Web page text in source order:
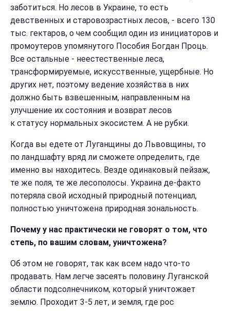
заботиться. Но лесов в Украине, то есть
девственных и старовозрастных лесов, - всего 130
тыс. гектаров, о чем сообщил один из инициаторов и
промоутеров упомянутого Пособия Богдан Проць.
Все остальные - неестественные леса,
трансформируемые, искусственные, ущербные. Но
других нет, поэтому ведение хозяйства в них
должно быть взвешенным, направленным на
улучшение их состояния и возврат лесов
к статусу нормальных экосистем. А не рубки.
Когда вы едете от Луганщины до Львовщины, то
по ландшафту вряд ли сможете определить, где
именно вы находитесь. Везде одинаковый пейзаж,
те же поля, те же лесополосы. Украина де-факто
потеряла свой исходный природный потенциал,
полностью уничтожена природная зональность.
Почему у нас практически не говорят о том, что
степь, по вашим словам, уничтожена?
Об этом не говорят, так как всем надо что-то
продавать. Нам легче засеять половину Луганской
области подсолнечником, который уничтожает
землю. Проходит 3-5 лет, и земля, где рос